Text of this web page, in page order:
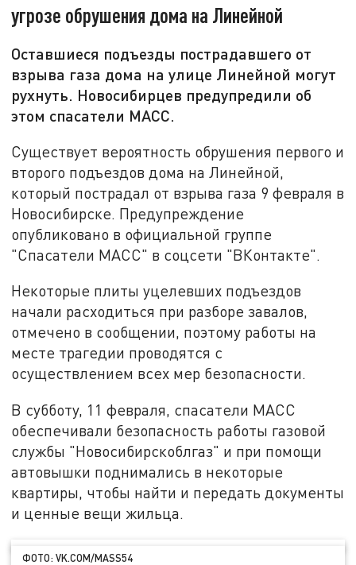
угрозе обрушения дома на Линейной
Оставшиеся подъезды пострадавшего от
взрыва газа дома на улице Линейной могут
рухнуть. Новосибирцев предупредили об
этом спасатели МАСС.
Существует вероятность обрушения первого и
второго подъездов дома на Линейной,
который пострадал от взрыва газа 9 февраля в
Новосибирске. Предупреждение
опубликовано в официальной группе
"Спасатели МАСС" в соцсети "ВКонтакте".
Некоторые плиты уцелевших подъездов
начали расходиться при разборе завалов,
отмечено в сообщении, поэтому работы на
месте трагедии проводятся с
осуществлением всех мер безопасности.
В субботу, 11 февраля, спасатели МАСС
обеспечивали безопасность работы газовой
службы "Новосибирскоблгаз" и при помощи
автовышки поднимались в некоторые
квартиры, чтобы найти и передать документы
и ценные вещи жильца.
ФОТО: VK.COM/MASS54